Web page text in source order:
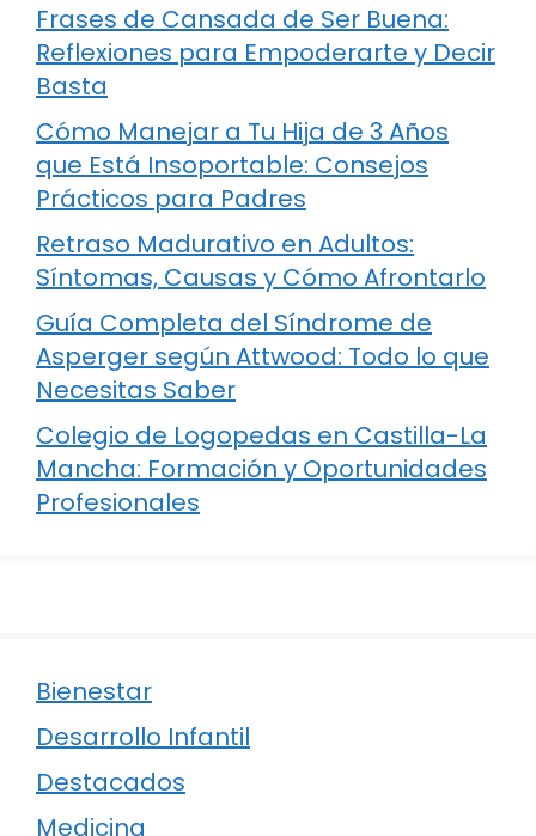
Frases de Cansada de Ser Buena:
Reflexiones para Empoderarte y Decir
Basta
Cómo Manejar a Tu Hija de 3 Años
que Está Insoportable: Consejos
Prácticos para Padres
Retraso Madurativo en Adultos:
Síntomas, Causas y Cómo Afrontarlo
Guía Completa del Síndrome de
Asperger según Attwood: Todo lo que
Necesitas Saber
Colegio de Logopedas en Castilla-La
Mancha: Formación y Oportunidades
Profesionales
Bienestar
Desarrollo Infantil
Destacados
Medicina